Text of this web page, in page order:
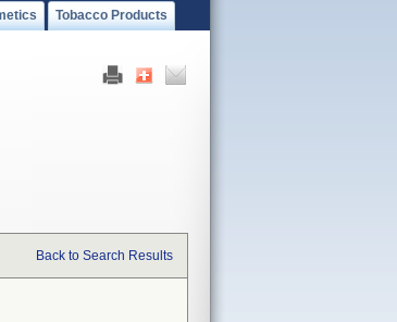
Tobacco Products
Back to Search Results